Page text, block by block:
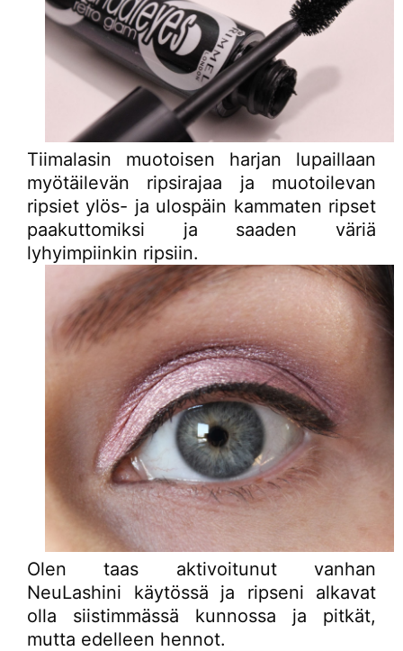
Tiimalasin muotoisen harjan lupaillaan
myötäilevän ripsirajaa ja muotoilevan
ripsiet ylös- ja ulospäin kammaten ripset
paakuttomiksi ja saaden väriä
lyhyimpiinkin ripsiin.
Olen taas aktivoitunut vanhan
NeuLashini käytössä ja ripseni alkavat
olla siistimmässä kunnossa ja pitkät,
mutta edelleen hennot.